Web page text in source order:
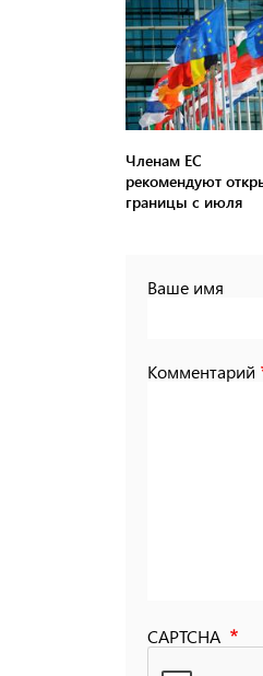
Членам ЕС
рекомендуют
границы с июля
Ваше имя
Комментарий
CAPTCHA